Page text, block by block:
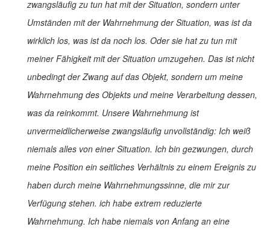
zwangsläufig zu tun hat mit der Situation, sondern unter
Umständen mit der Wahrnehmung der Situation, was ist da
wirklich los, was ist da noch los. Oder sie hat zu tun mit
meiner Fähigkeit mit der Situation umzugehen. Das ist nicht
unbedingt der Zwang auf das Objekt, sondern um meine
Wahrnehmung des Objekts und meine Verarbeitung dessen,
was da reinkommt. Unsere Wahrnehmung ist
unvermeidlicherweise zwangsläufig unvollständig: Ich weiß
niemals alles von einer Situation. Ich bin gezwungen, durch
meine Position ein seitliches Verhältnis zu einem Ereignis zu
haben durch meine Wahrnehmungssinne, die mir zur
Verfügung stehen. ich habe extrem reduzierte
Wahrnehmung. Ich habe niemals von Anfang an eine